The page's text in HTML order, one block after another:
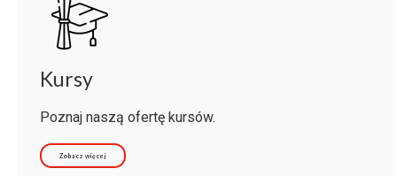
Kursy
Poznaj naszą ofertę kursów.
Zobacz więcej